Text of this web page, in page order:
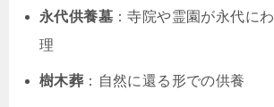
永代供養墓 ：寺院や霊園が永代に
理
樹木葬 ：自然に還る形での供養